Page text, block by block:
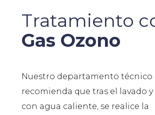
Tratamiento
Gas Ozono
Nuestro departamento técnico
recomienda que tras el lavado
con agua caliente, se realice la